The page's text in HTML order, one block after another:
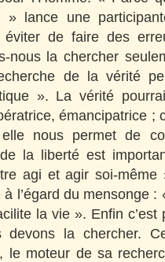
» lance une
de faire des
nous la chercher
de la vérité
». La vérité
émancipatrice ;
nous permet de
la liberté est
agi et agir soi-même
l’égard du mensonge :
la vie ». Enfin c’est
devons la chercher.
le moteur de sa